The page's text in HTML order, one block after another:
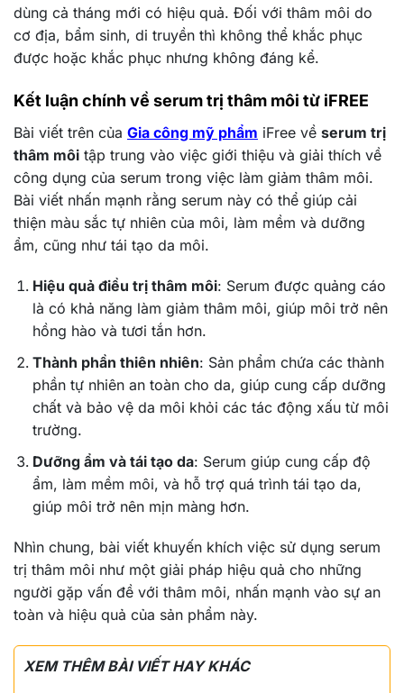
dùng cả tháng mới có hiệu quả. Đối với thâm môi do
cơ địa, bẩm sinh, di truyền thì không thể khắc phục
được hoặc khắc phục nhưng không đáng kể.
Kết luận chính về serum trị thâm môi từ iFREE
Bài viết trên của Gia công mỹ phẩm iFree về serum trị
thâm môi tập trung vào việc giới thiệu và giải thích về
công dụng của serum trong việc làm giảm thâm môi.
Bài viết nhấn mạnh rằng serum này có thể giúp cải
thiện màu sắc tự nhiên của môi, làm mềm và dưỡng
ẩm, cũng như tái tạo da môi.
Hiệu quả điều trị thâm môi: Serum được quảng cáo
là có khả năng làm giảm thâm môi, giúp môi trở nên
hồng hào và tươi tắn hơn.
Thành phần thiên nhiên: Sản phẩm chứa các thành
phần tự nhiên an toàn cho da, giúp cung cấp dưỡng
chất và bảo vệ da môi khỏi các tác động xấu từ môi
trường.
Dưỡng ẩm và tái tạo da: Serum giúp cung cấp độ
ẩm, làm mềm môi, và hỗ trợ quá trình tái tạo da,
giúp môi trở nên mịn màng hơn.
Nhìn chung, bài viết khuyến khích việc sử dụng serum
trị thâm môi như một giải pháp hiệu quả cho những
người gặp vấn đề với thâm môi, nhấn mạnh vào sự an
toàn và hiệu quả của sản phẩm này.
XEM THÊM BÀI VIẾT HAY KHÁC